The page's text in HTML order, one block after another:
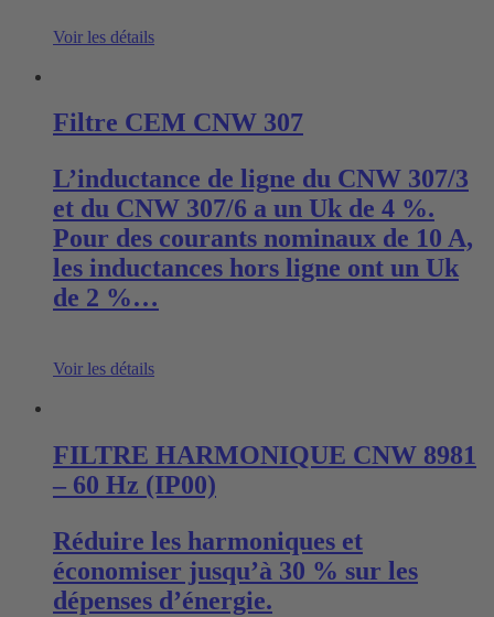
Voir les détails
Filtre CEM CNW 307
L’inductance de ligne du CNW 307/3
et du CNW 307/6 a un Uk de 4 %.
Pour des courants nominaux de 10 A,
les inductances hors ligne ont un Uk
de 2 %…
Voir les détails
FILTRE HARMONIQUE CNW 8981
– 60 Hz (IP00)
Réduire les harmoniques et
économiser jusqu’à 30 % sur les
dépenses d’énergie.